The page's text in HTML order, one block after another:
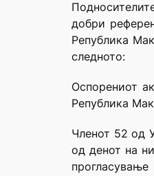
добри
Република
следното:
Oспорениот
Република
Членот 52 од
од денот на